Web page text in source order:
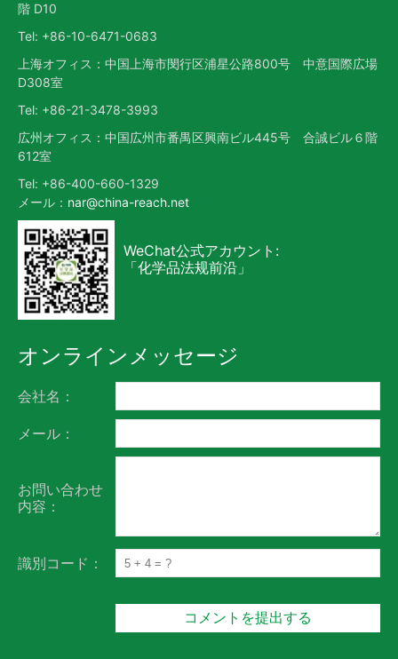
階 D10
Tel: +86-10-6471-0683
上海オフィス：中国上海市閔行区浦星公路800号 中意国際広場
D308室
Tel: +86-21-3478-3993
広州オフィス：中国広州市番禺区興南ビル445号 合誠ビル６階
612室
Tel: +86-400-660-1329
メール： nar@china-reach.net
WeChat公式アカウント:
「化学品法规前沿」
オンラインメッセージ
会社名：
メール：
お問い合わせ
内容：
識別コード：